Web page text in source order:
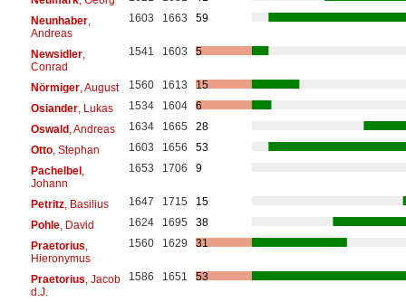
Neunhaber,
Andreas
1603 1663 59
Newsidler,
Conrad
1541 1603 5
Nörmiger, August 1560 1613
15
Osiander, Lukas 1534 1604
6
Oswald, Andreas 1634 1665
28
Otto, Stephan 1603 1656
53
Pachelbel,
Johann
1653 1706 9
Petritz, Basilius 1647 1715
15
Pohle, David 1624 1695
38
Praetorius
Hieronymus
1560 1629 31
Praetorius , Jacob
d.J.
1586 1651 53